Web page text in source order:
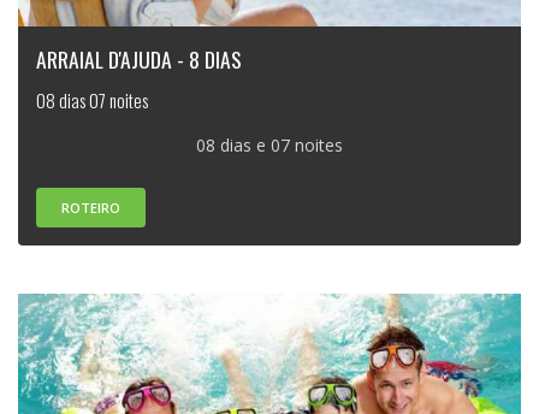
ARRAIAL D'AJUDA - 8 DIAS
08 dias 07 noites
08 dias e 07 noites
ROTEIRO